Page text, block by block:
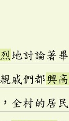
地討論著
戚們都興
全村的居